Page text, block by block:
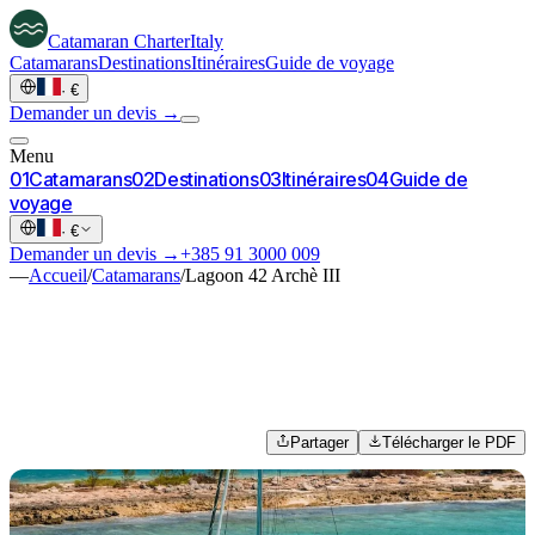
Catamaran CharterItaly
CatamaransDestinationsItinérairesGuide de voyage
· €
Demander un devis →
Menu
01Catamarans02Destinations03Itinéraires04Guide de
voyage
· €
Demander un devis →+385 91 3000 009
—Accueil/Catamarans/Lagoon 42 Archè III
Partager Télécharger le PDF